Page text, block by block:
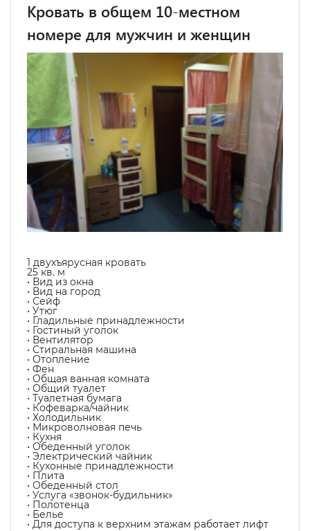
Кровать в общем 10-местном
номере для мужчин и женщин
1 двухъярусная кровать
25 кв. м
• Вид из окна
• Вид на город
• Сейф
• Утюг
• Гладильные принадлежности
• Гостиный уголок
• Вентилятор
• Стиральная машина
• Отопление
• Фен
• Общая ванная комната
• Общий туалет
• Туалетная бумага
• Кофеварка/чайник
• Холодильник
• Микроволновая печь
• Кухня
• Обеденный уголок
• Электрический чайник
• Кухонные принадлежности
• Плита
• Обеденный стол
• Услуга «звонок-будильник»
• Полотенца
• Белье
• Для доступа к верхним этажам работает лифт